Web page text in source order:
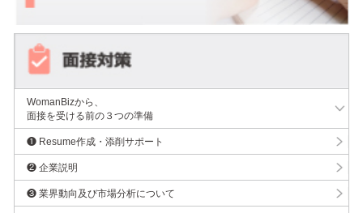
WomanBizから、
面接を受ける前の３つの準備
❶ Resume作成・添削サポート
❷ 企業説明
❸ 業界動向及び市場分析について